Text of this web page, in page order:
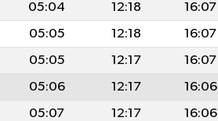
05:04 12:18 16:07
05:05 12:18 16:07
05:05 12:17 16:07
05:06 12:17 16:06
05:07 12:17 16:06